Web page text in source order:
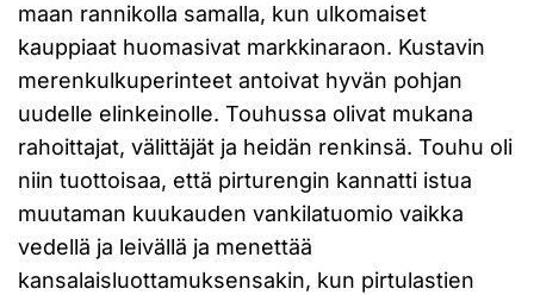
maan rannikolla samalla, kun ulkomaiset
kauppiaat huomasivat markkinaraon. Kustavin
merenkulkuperinteet antoivat hyvän pohjan
uudelle elinkeinolle. Touhussa olivat mukana
rahoittajat, välittäjät ja heidän renkinsä. Touhu oli
niin tuottoisaa, että pirturengin kannatti istua
muutaman kuukauden vankilatuomio vaikka
vedellä ja leivällä ja menettää
kansalaisluottamuksensakin, kun pirtulastien